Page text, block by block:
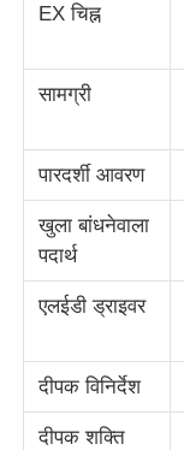
हमारे बारे में
फैक्टरी यात्रा
गुणवत्ता नियंत्रण
हमसे संपर्क करें
EX चिह्न
सामग्री
पारदर्शी आवरण
खुला बांधनेवाला
पदार्थ
एलईडी ड्राइवर
दीपक विनिर्देश
दीपक शक्ति